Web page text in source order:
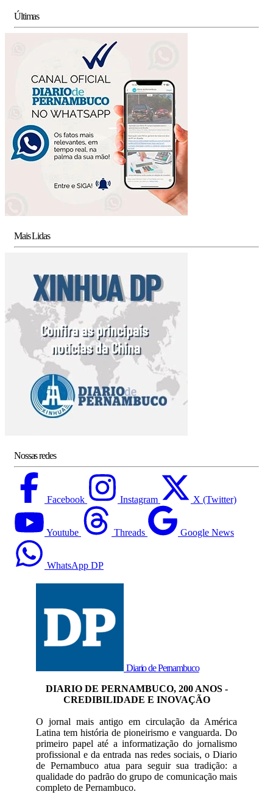
Últimas
Mais Lidas
Nossas redes
Facebook Instagram X (Twitter)
Youtube Threads Google News
WhatsApp DP
Diario de Pernambuco
DIARIO DE PERNAMBUCO, 200 ANOS -
CREDIBILIDADE E INOVAÇÃO
O jornal mais antigo em circulação da América
Latina tem história de pioneirismo e vanguarda. Do
primeiro papel até a informatização do jornalismo
profissional e da entrada nas redes sociais, o Diario
de Pernambuco atua para seguir sua tradição: a
qualidade do padrão do grupo de comunicação mais
completo de Pernambuco.